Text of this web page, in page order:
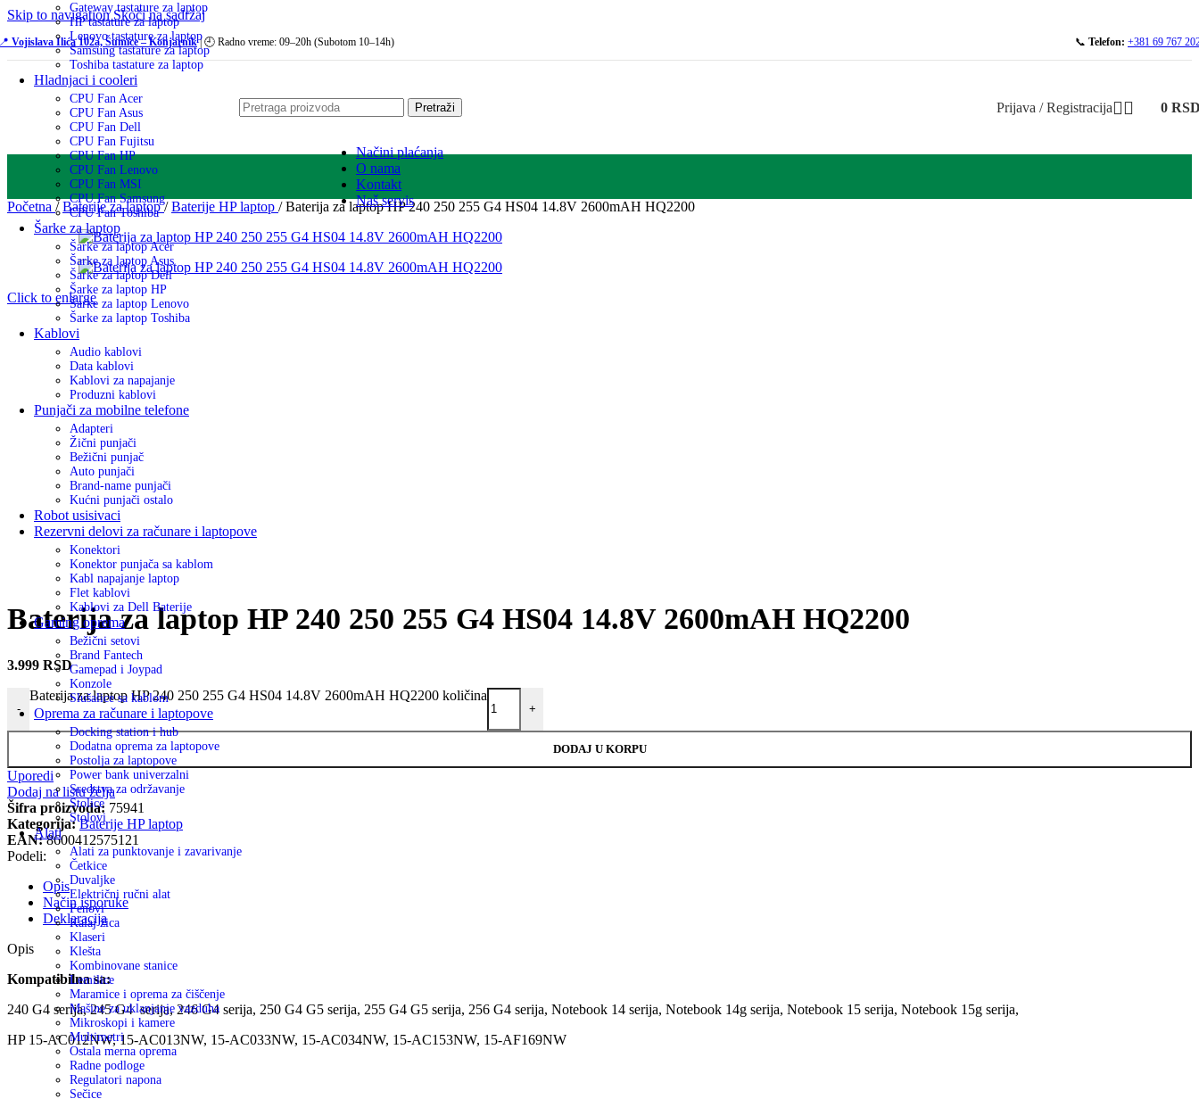
Skip to navigationSkoči na sadržaj
Vojislava Ilića 102a, Šumice – Konjarnik| 🕘 Radno vreme: 09–20h (Subotom 10–14h) 📞 Telefon: +381 69 767
Pretraži Prijava / Registracija 0
Gateway tastature za laptop
HP tastature za laptop
Lenovo tastature za laptop
Samsung tastature za laptop
Toshiba tastature za laptop
Hladnjaci i cooleri
CPU Fan Acer
CPU Fan Asus
CPU Fan Dell
CPU Fan Fujitsu
CPU Fan HP
CPU Fan Lenovo
CPU Fan MSI
CPU Fan Samsung
CPU Fan Toshiba
Šarke za laptop
Šarke za laptop Acer
Šarke za laptop Asus
Šarke za laptop Dell
Šarke za laptop HP
Šarke za laptop Lenovo
Šarke za laptop Toshiba
Kablovi
Audio kablovi
Data kablovi
Kablovi za napajanje
Produzni kablovi
Punjači za mobilne telefone
Adapteri
Žični punjači
Bežični punjač
Auto punjači
Brand-name punjači
Kućni punjači ostalo
Robot usisivaci
Rezervni delovi za računare i laptopove
Konektori
Konektor punjača sa kablom
Kabl napajanje laptop
Flet kablovi
Kablovi za Dell Baterije
Gaming oprema
Bežični setovi
Brand Fantech
Gamepad i Joypad
Konzole
Slušalice sa kablom
Oprema za računare i laptopove
Docking station i hub
Dodatna oprema za laptopove
Postolja za laptopove
Power bank univerzalni
Sredstva za održavanje
Stolice
Stolovi
Alati
Alati za punktovanje i zavarivanje
Četkice
Duvaljke
Električni ručni alat
Fenovi
Kalaj žica
Klaseri
Klešta
Kombinovane stanice
Lemilice
Maramice i oprema za čiščenje
Mašine za uklanjanje vazduha
Mikroskopi i kamere
Multimetri
Ostala merna oprema
Radne podloge
Regulatori napona
Sečice
Načini plaćanja
O nama
Kontakt
Naš servis
Početna / Baterije za laptop/ Baterije HP laptop / Baterija za laptop HP 240 250 255 G4 HS04 14.8V 2600mAH HQ2200
Click to enlarge
Baterija za laptop HP 240 250 255 G4 HS04 14.8V 2600mAH HQ2200
3.999 RSD
-
Baterija za laptop HP 240 250 255 G4 HS04 14.8V 2600mAH HQ2200 količina
+
DODAJ U KORPU
Uporedi
Dodaj na listu želja
Šifra proizvoda: 75941
Kategorija: Baterije HP laptop
EAN: 8600412575121
Podeli:
Opis
Način isporuke
Deklaracija
Opis
Kompatibilna sa:
240 G4 serija, 245 G4 serija, 246 G4 serija, 250 G4 G5 serija, 255 G4 G5 serija, 256 G4 serija, Notebook 14 serija, Notebook 14g serija, Notebook 15 serija, Notebook 15g serija,
HP 15-AC012NW, 15-AC013NW, 15-AC033NW, 15-AC034NW, 15-AC153NW, 15-AF169NW